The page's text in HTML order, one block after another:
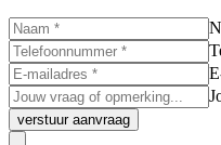
verstuur aanvraag